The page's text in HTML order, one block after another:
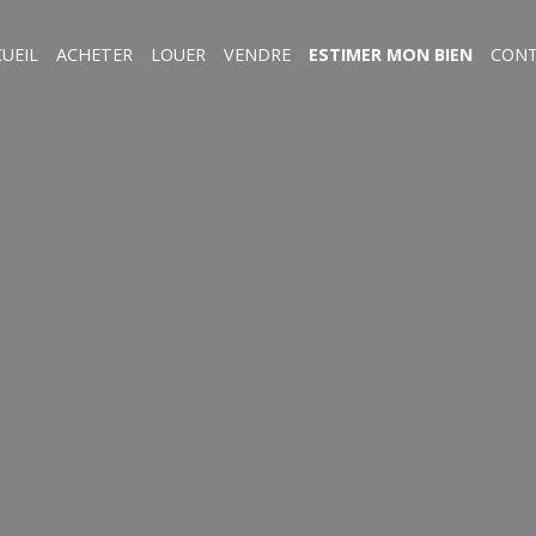
ACHETER LOUER VENDRE ESTIMER MON BIEN